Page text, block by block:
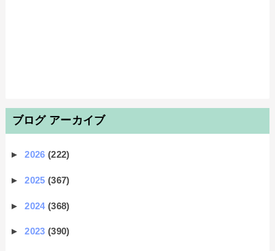
ブログ アーカイブ
►2026(222)
►2025(367)
►2024(368)
►2023(390)